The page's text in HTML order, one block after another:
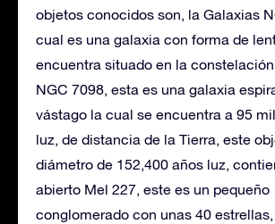
objetos conocidos son, la Galaxias
cual es una galaxia con forma de
encuentra situado en la
NGC 7098, esta es una galaxia
vástago la cual se encuentra a 95
luz, de distancia de la Tierra, este
diámetro de 152,400 años luz,
abierto Mel 227, este es un pequeño
conglomerado con unas 40